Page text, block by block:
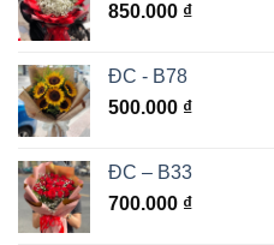
850.000 ₫
ĐC - B78
500.000 ₫
ĐC – B33
700.000 ₫